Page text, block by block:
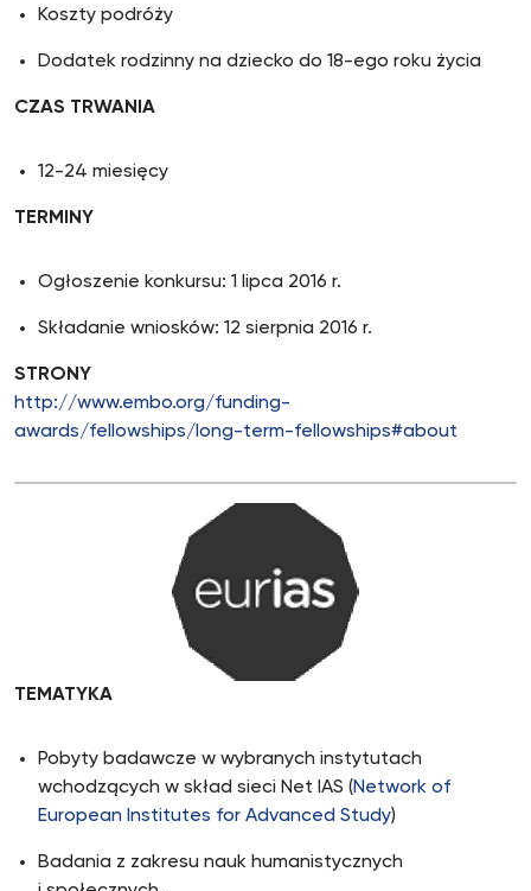
Koszty podróży
Dodatek rodzinny na dziecko do 18-ego roku życia
CZAS TRWANIA
12-24 miesięcy
TERMINY
Ogłoszenie konkursu: 1 lipca 2016 r.
Składanie wniosków: 12 sierpnia 2016 r.
STRONY
http://www.embo.org/funding-
awards/fellowships/long-term-fellowships#about
TEMATYKA
Pobyty badawcze w wybranych instytutach
wchodzących w skład sieci Net IAS (Network of
European Institutes for Advanced Study)
Badania z zakresu nauk humanistycznych